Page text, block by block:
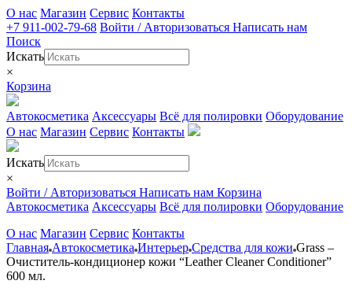
О нас Магазин Сервис Контакты
+7 911-002-79-68 Войти / Авторизоваться Написать нам
Поиск
Искать
×
Корзина
Автокосметика Аксессуары Всё для полировки Оборудование
О нас Магазин Сервис Контакты
Искать
×
Войти / Авторизоваться Написать нам Корзина
Автокосметика Аксессуары Всё для полировки Оборудование
О нас Магазин Сервис Контакты
Главная Автокосметика Интерьер Средства для кожи Grass –
Очиститель-кондиционер кожи “Leather Cleaner Conditioner”
600 мл.